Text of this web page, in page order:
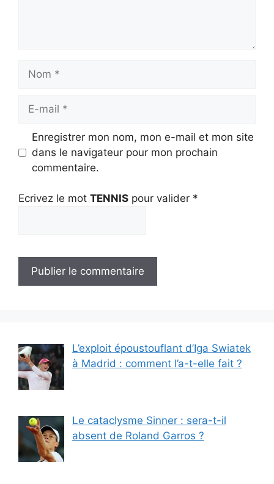
mail
Enregistrer mon nom, mon e-mail et mon site
dans le navigateur pour mon prochain
commentaire.
Ecrivez le mot TENNIS pour valider *
L’exploit époustouflant d’Iga Swiatek
à Madrid : comment l’a-t-elle fait ?
Le cataclysme Sinner : sera-t-il
absent de Roland Garros ?